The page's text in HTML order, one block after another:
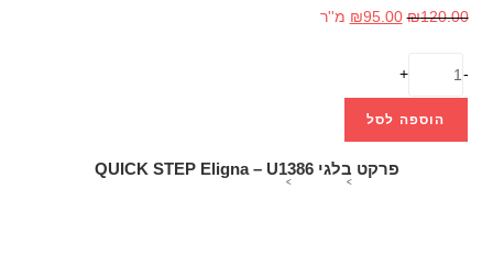
₪120.00
₪95.00 מ''ר
-
+
הוספה לסל
פרקט בלגי QUICK STEP Eligna – U1386
>
>